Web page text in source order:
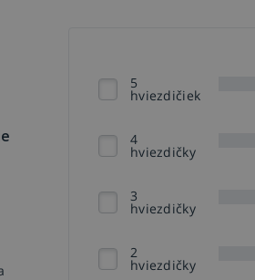
5
hviezdičiek
4
hviezdičky
3
hviezdičky
2
hviezdičky